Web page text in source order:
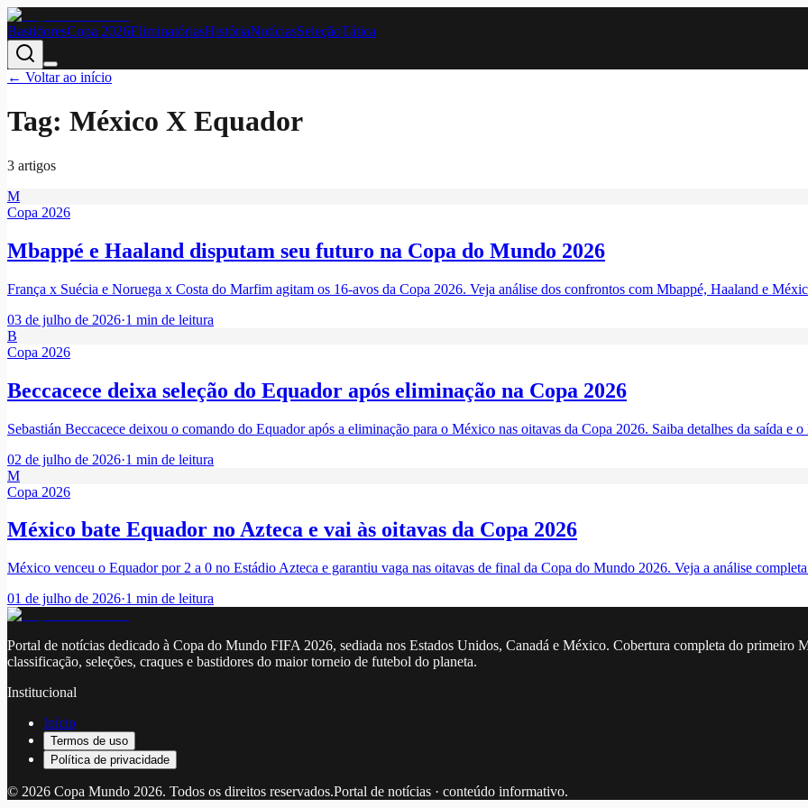
BastidoresCopa 2026EliminatóriasHistóriaNotíciasSeleçãoTática
← Voltar ao início
Tag: México X Equador
3 artigos
M
Copa 2026
Mbappé e Haaland disputam seu futuro na Copa do Mundo 2026
França x Suécia e Noruega x Costa do Marfim agitam os 16-avos da Copa 2026. Veja análise dos confrontos com Mbappé, Haaland e
03 de julho de 2026·1 min de leitura
B
Copa 2026
Beccacece deixa seleção do Equador após eliminação na Copa 2026
Sebastián Beccacece deixou o comando do Equador após a eliminação para o México nas oitavas da Copa 2026. Saiba detalhes da saída e
02 de julho de 2026·1 min de leitura
M
Copa 2026
México bate Equador no Azteca e vai às oitavas da Copa 2026
México venceu o Equador por 2 a 0 no Estádio Azteca e garantiu vaga nas oitavas de final da Copa do Mundo 2026. Veja a análise
01 de julho de 2026·1 min de leitura
Portal de notícias dedicado à Copa do Mundo FIFA 2026, sediada nos Estados Unidos, Canadá e México. Cobertura completa do primeiro
classificação, seleções, craques e bastidores do maior torneio de futebol do planeta.
Institucional
Início
Termos de uso
Política de privacidade
© 2026 Copa Mundo 2026. Todos os direitos reservados.Portal de notícias · conteúdo informativo.